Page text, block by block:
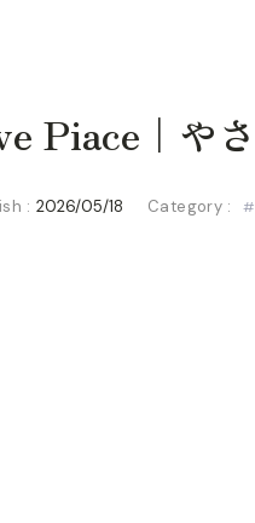
Piace｜や
: 2026/05/18 Category :